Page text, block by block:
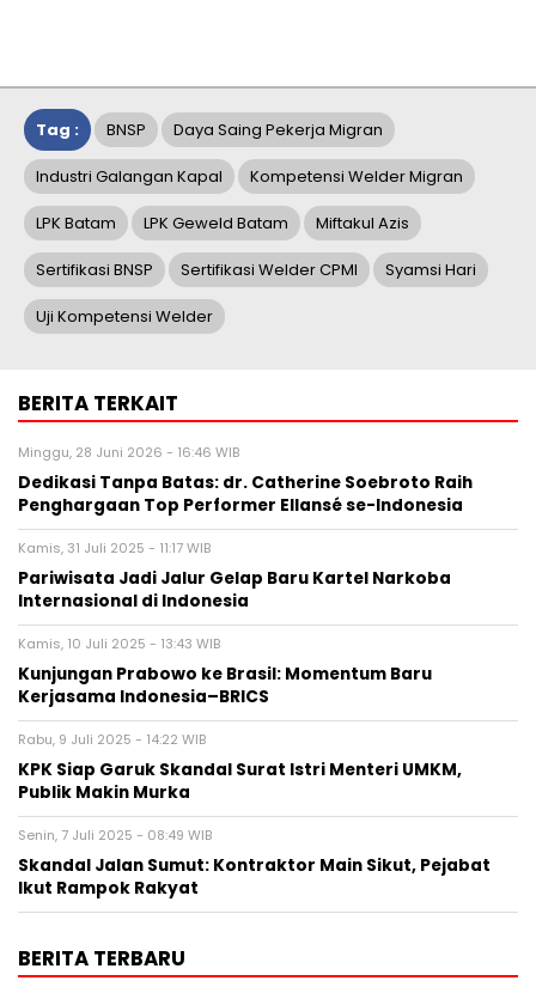
Tag : BNSP Daya Saing Pekerja Migran
Industri Galangan Kapal Kompetensi Welder Migran
LPK Batam LPK Geweld Batam Miftakul Azis
Sertifikasi BNSP Sertifikasi Welder CPMI Syamsi Hari
Uji Kompetensi Welder
BERITA TERKAIT
Minggu, 28 Juni 2026 - 16:46 WIB
Dedikasi Tanpa Batas: dr. Catherine Soebroto Raih
Penghargaan Top Performer Ellansé se-Indonesia
Kamis, 31 Juli 2025 - 11:17 WIB
Pariwisata Jadi Jalur Gelap Baru Kartel Narkoba
Internasional di Indonesia
Kamis, 10 Juli 2025 - 13:43 WIB
Kunjungan Prabowo ke Brasil: Momentum Baru
Kerjasama Indonesia–BRICS
Rabu, 9 Juli 2025 - 14:22 WIB
KPK Siap Garuk Skandal Surat Istri Menteri UMKM,
Publik Makin Murka
Senin, 7 Juli 2025 - 08:49 WIB
Skandal Jalan Sumut: Kontraktor Main Sikut, Pejabat
Ikut Rampok Rakyat
BERITA TERBARU